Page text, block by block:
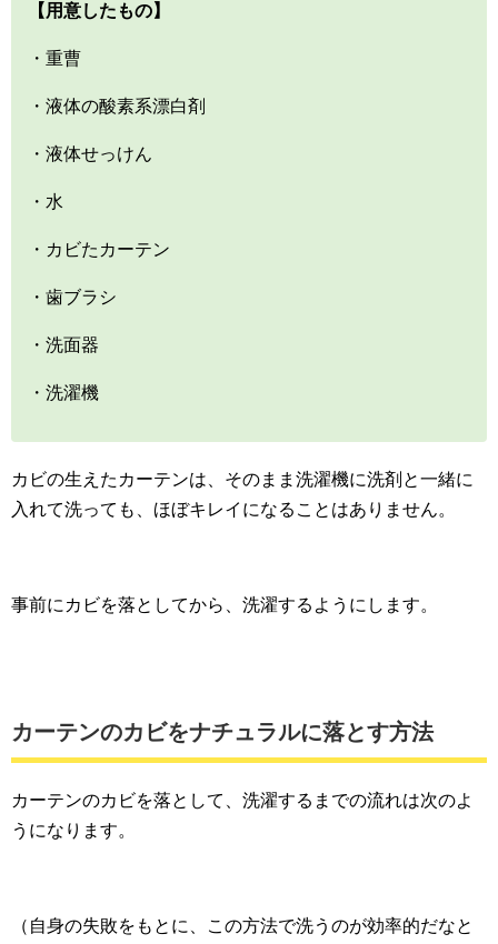
【用意したもの】
・重曹
・液体の酸素系漂白剤
・液体せっけん
・水
・カビたカーテン
・歯ブラシ
・洗面器
・洗濯機
カビの生えたカーテンは、そのまま洗濯機に洗剤と一緒に
入れて洗っても、ほぼキレイになることはありません。
事前にカビを落としてから、洗濯するようにします。
カーテンのカビをナチュラルに落とす方法
カーテンのカビを落として、洗濯するまでの流れは次のよ
うになります。
（自身の失敗をもとに、この方法で洗うのが効率的だなと